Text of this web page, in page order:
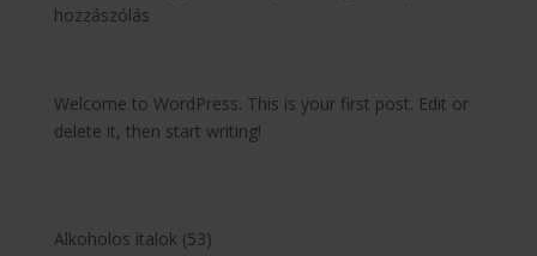
hozzászólás
Welcome to WordPress. This is your first post. Edit or
delete it, then start writing!
Alkoholos italok 5353